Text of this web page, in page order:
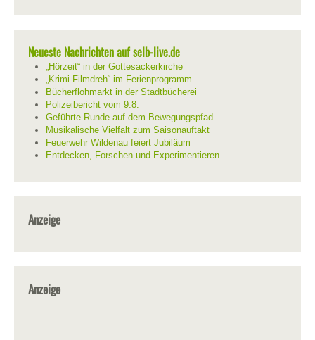
Neueste Nachrichten auf selb-live.de
„Hörzeit“ in der Gottesackerkirche
„Krimi-Filmdreh“ im Ferienprogramm
Bücherflohmarkt in der Stadtbücherei
Polizeibericht vom 9.8.
Geführte Runde auf dem Bewegungspfad
Musikalische Vielfalt zum Saisonauftakt
Feuerwehr Wildenau feiert Jubiläum
Entdecken, Forschen und Experimentieren
Anzeige
Anzeige